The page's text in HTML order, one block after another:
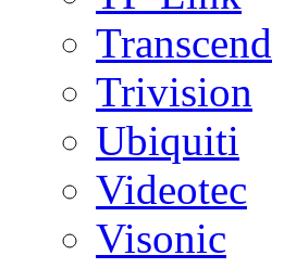
Transcend
Trivision
Ubiquiti
Videotec
Visonic